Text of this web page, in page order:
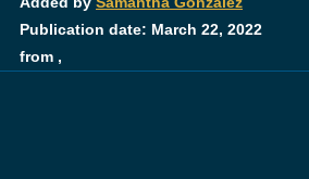
Publication date: March 22, 2022
from ,